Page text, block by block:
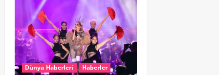
Dünya Haberleri Haberler